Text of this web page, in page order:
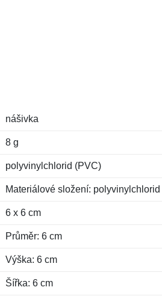
nášivka
8 g
polyvinylchlorid (PVC)
Materiálové složení: polyvinylchlorid
6 x 6 cm
Průměr: 6 cm
Výška: 6 cm
Šířka: 6 cm